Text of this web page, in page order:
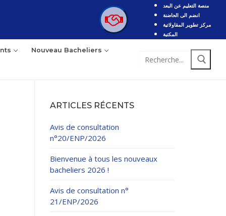
منصة التعليم عن البعد
انضم الى الحاضنة
مركز تطوير المقاولاتية
المكتبة
Nouveau Bacheliers
Rechercher
ARTICLES RÉCENTS
Avis de consultation
n°20/ENP/2026
Bienvenue à tous les nouveaux
bacheliers 2026 !
Avis de consultation n°
21/ENP/2026